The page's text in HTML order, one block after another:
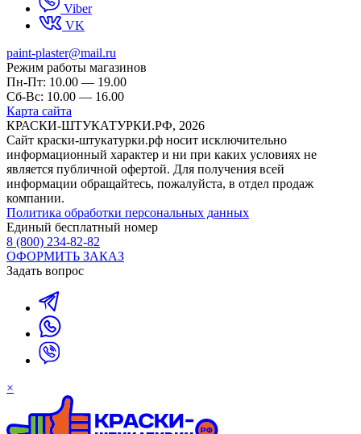
Viber
VK
paint-plaster@mail.ru
Режим работы магазинов
Пн-Пт: 10.00 — 19.00
Сб-Вс: 10.00 — 16.00
Карта сайта
КРАСКИ-ШТУКАТУРКИ.РФ, 2026
Cайт краски-штукатурки.рф носит исключительно
информационный характер и ни при каких условиях не
является публичной офертой. Для получения всей
информации обращайтесь, пожалуйста, в отдел продаж
компании.
Политика обработки персональных данных
Единый бесплатный номер
8 (800) 234-82-82
ОФОРМИТЬ ЗАКАЗ
Задать вопрос
×